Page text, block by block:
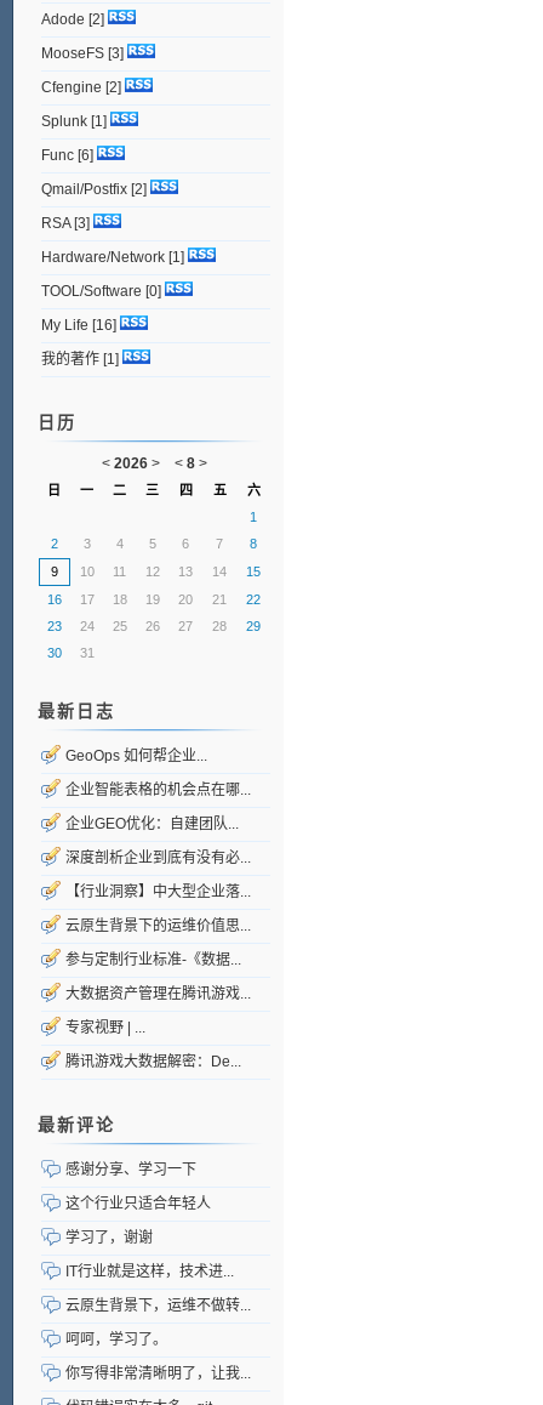
Adode [2]
MooseFS[3]
Cfengine [2]
Splunk[1]
Func[6]
Qmail/Postfix[2]
RSA[3]
Hardware/Network[1]
TOOL/Software [0]
My Life [16]
我的著作[1]
日历
< 2026 > < 8 >
日 一 二 三 四 五
六
1
2
3 4 5 6 7
8
9
10 11 12 13 14
15
16
17 18 19 20 21
22
23
24 25 26 27 28
29
30
31
最新日志
GeoOps 如何帮企业...
企业智能表格的机会点在哪...
企业GEO优化：自建团队...
深度剖析企业到底有没有必...
【行业洞察】中大型企业落...
云原生背景下的运维价值思...
参与定制行业标准-《数据...
大数据资产管理在腾讯游戏...
专家视野 | ...
腾讯游戏大数据解密：De...
最新评论
感谢分享、学习一下
这个行业只适合年轻人
学习了，谢谢
IT行业就是这样，技术进...
云原生背景下，运维不做转...
呵呵，学习了。
你写得非常清晰明了，让我...